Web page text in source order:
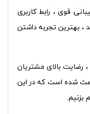
قوی ، رابط کاربری
بهترین تجربه داشتن
رضایت بالای مشتریان
شده است که در این
بزنیم.